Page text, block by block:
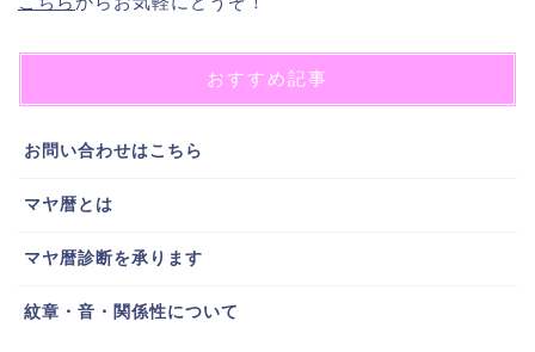
おすすめ記事
お問い合わせはこちら
マヤ暦とは
マヤ暦診断を承ります
紋章・音・関係性について